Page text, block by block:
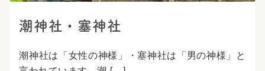
潮神社・塞神社
潮神社は「女性の神様」・塞神社は「男の神様」と